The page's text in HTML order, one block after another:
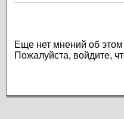
Еще нет мнений об этом
Пожалуйста, войдите,